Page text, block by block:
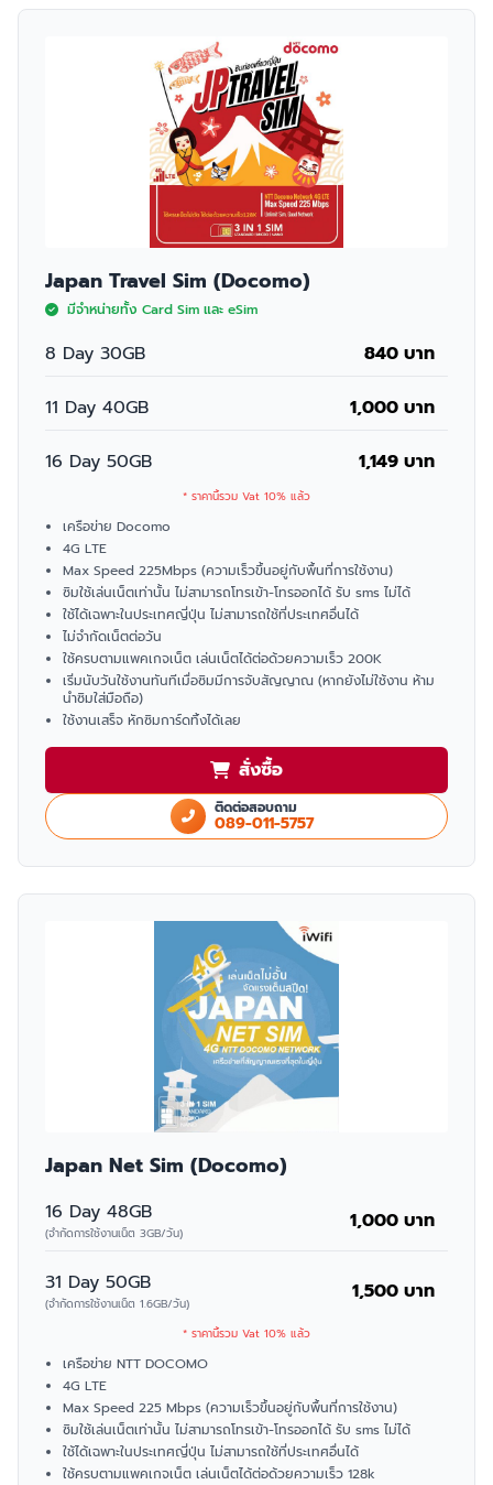
Japan Travel Sim (Docomo)
มีจำหน่ายทั้ง Card Sim และ eSim
8 Day 30GB 840 บาท
11 Day 40GB 1,000 บาท
16 Day 50GB 1,149 บาท
* ราคานี้รวม Vat 10% แล้ว
เครือข่าย Docomo
4G LTE
Max Speed 225Mbps (ความเร็วขึ้นอยู่กับพื้นที่การใช้งาน)
ซิมใช้เล่นเน็ตเท่านั้น ไม่สามารถโทรเข้า-โทรออกได้ รับ sms ไม่ได้
ใช้ได้เฉพาะในประเทศญี่ปุ่น ไม่สามารถใช้ที่ประเทศอื่นได้
ไม่จำกัดเน็ตต่อวัน
ใช้ครบตามแพคเกจเน็ต เล่นเน็ตได้ต่อด้วยความเร็ว 200K
เริ่มนับวันใช้งานทันทีเมื่อซิมมีการจับสัญญาณ (หากยังไม่ใช้งาน ห้าม
นำซิมใส่มือถือ)
ใช้งานเสร็จ หักซิมการ์ดทิ้งได้เลย
สั่งซื้อ
ติดต่อสอบถาม
089-011-5757
Japan Net Sim (Docomo)
16 Day 48GB
(จำกัดการใช้งานเน็ต 3GB/วัน) 1,000 บาท
31 Day 50GB
(จำกัดการใช้งานเน็ต 1.6GB/วัน) 1,500 บาท
* ราคานี้รวม Vat 10% แล้ว
เครือข่าย NTT DOCOMO
4G LTE
Max Speed 225 Mbps (ความเร็วขึ้นอยู่กับพื้นที่การใช้งาน)
ซิมใช้เล่นเน็ตเท่านั้น ไม่สามารถโทรเข้า-โทรออกได้ รับ sms ไม่ได้
ใช้ได้เฉพาะในประเทศญี่ปุ่น ไม่สามารถใช้ที่ประเทศอื่นได้
ใช้ครบตามแพคเกจเน็ต เล่นเน็ตได้ต่อด้วยความเร็ว 128k